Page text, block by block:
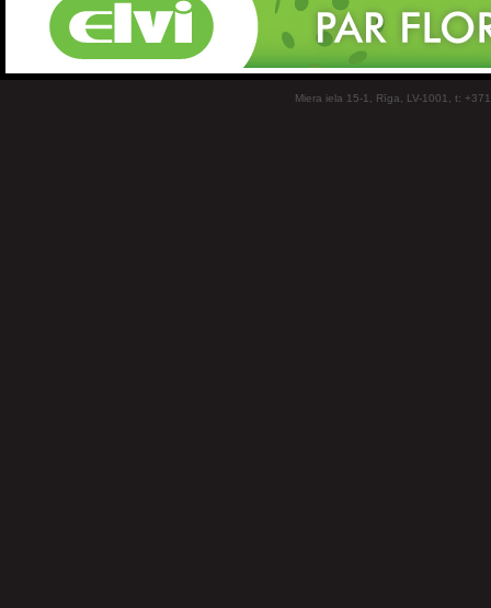
Miera iela 15-1, Rīga, LV-1001, t: